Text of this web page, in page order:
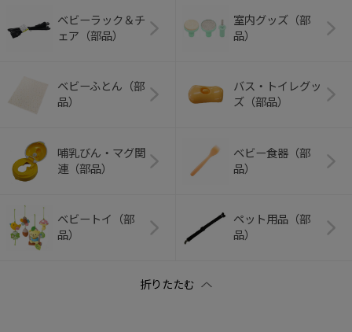
ベビーラック＆チ
ェア（部品）
室内グッズ（部
品）
ベビーふとん（部
品）
バス・トイレグッ
ズ（部品）
哺乳びん・マグ関
連（部品）
ベビー食器（部
品）
ベビートイ（部
品）
ペット用品（部
品）